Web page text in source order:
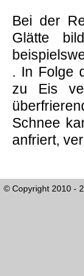
Bei der
Glätte
. In Folge
zu Eis
Schnee
anfriert,
© Copyright 2010 -